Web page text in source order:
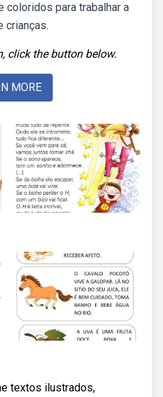
para trabalhar a
crianças.
click the button below.
MORE
textos ilustrados,